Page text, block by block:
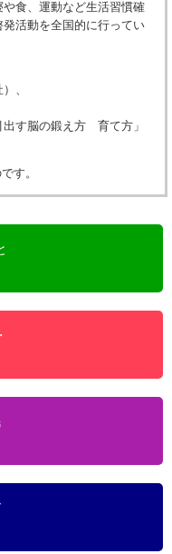
食、運動など生活習慣確
活動を全国的に行ってい
、
出す脳の鍛え方 育て方」
す。